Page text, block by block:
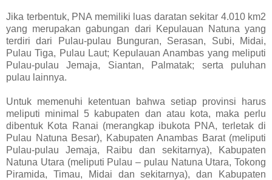
Jika terbentuk, PNA memiliki luas daratan sekitar 4.010 km2
yang merupakan gabungan dari Kepulauan Natuna yang
terdiri dari Pulau-pulau Bunguran, Serasan, Subi, Midai,
Pulau Tiga, Pulau Laut; Kepulauan Anambas yang meliputi
Pulau-pulau Jemaja, Siantan, Palmatak; serta puluhan
pulau lainnya.
Untuk memenuhi ketentuan bahwa setiap provinsi harus
meliputi minimal 5 kabupaten dan atau kota, maka perlu
dibentuk Kota Ranai (merangkap ibukota PNA, terletak di
Pulau Natuna Besar), Kabupaten Anambas Barat (meliputi
Pulau-pulau Jemaja, Raibu dan sekitarnya), Kabupaten
Natuna Utara (meliputi Pulau – pulau Natuna Utara, Tokong
Piramida, Timau, Midai dan sekitarnya), dan Kabupaten